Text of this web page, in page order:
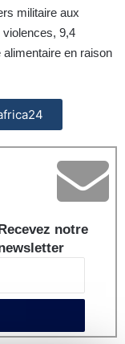
militaire aux
violences, 9,4
alimentaire en raison
notre